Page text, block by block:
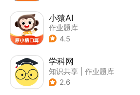
小猿AI
作业题库
4.5
学科网
知识共享
作业题库
2.6